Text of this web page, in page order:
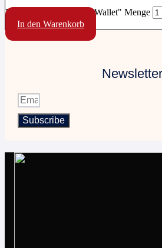
Mini-Börse RFID "EU-Wallet" Menge
In den Warenkorb
Newsletter
Subscribe